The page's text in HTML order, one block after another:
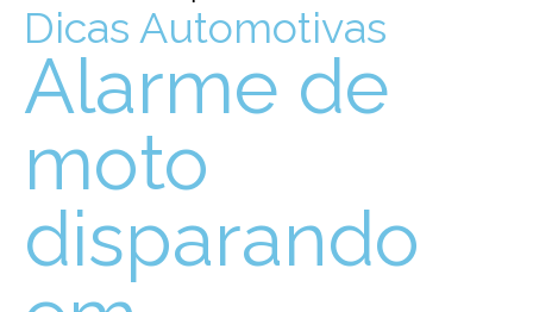
Dicas Automotivas
Alarme de
moto
disparando